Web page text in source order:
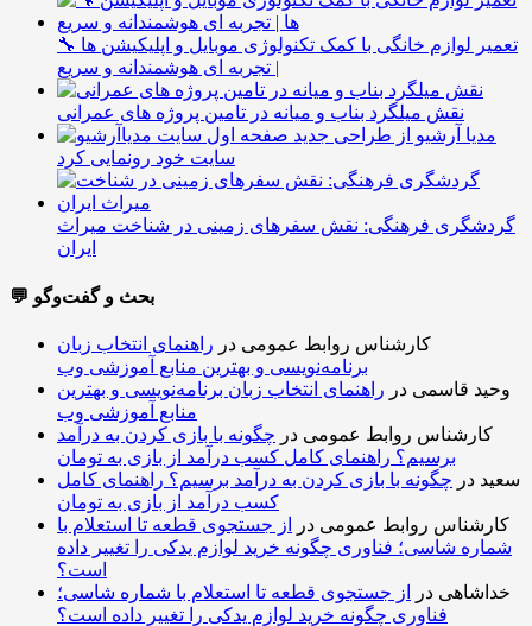
🔧 تعمیر لوازم خانگی با کمک تکنولوژی موبایل و اپلیکیشن ها
| تجربه ای هوشمندانه و سریع
نقش میلگرد بناب و میانه در تامین پروژه های عمرانی
مدیا آرشیو از طراحی جدید
سایت خود رونمایی کرد
گردشگری فرهنگی: نقش سفرهای زمینی در شناخت میراث
ایران
💬 بحث و گفت‌وگو
کارشناس روابط عمومی در راهنمای انتخاب زبان
برنامه‌نویسی و بهترین منابع آموزشی وب
وحید قاسمی در راهنمای انتخاب زبان برنامه‌نویسی و بهترین
منابع آموزشی وب
کارشناس روابط عمومی در چگونه با بازی کردن به درآمد
برسیم؟ راهنمای کامل کسب درآمد از بازی به تومان
سعید در چگونه با بازی کردن به درآمد برسیم؟ راهنمای کامل
کسب درآمد از بازی به تومان
کارشناس روابط عمومی در
از جستجوی قطعه تا استعلام با
شماره شاسی؛ فناوری چگونه خرید لوازم یدکی را تغییر داده
است؟
خداشاهی در
از جستجوی قطعه تا استعلام با شماره شاسی؛
فناوری چگونه خرید لوازم یدکی را تغییر داده است؟